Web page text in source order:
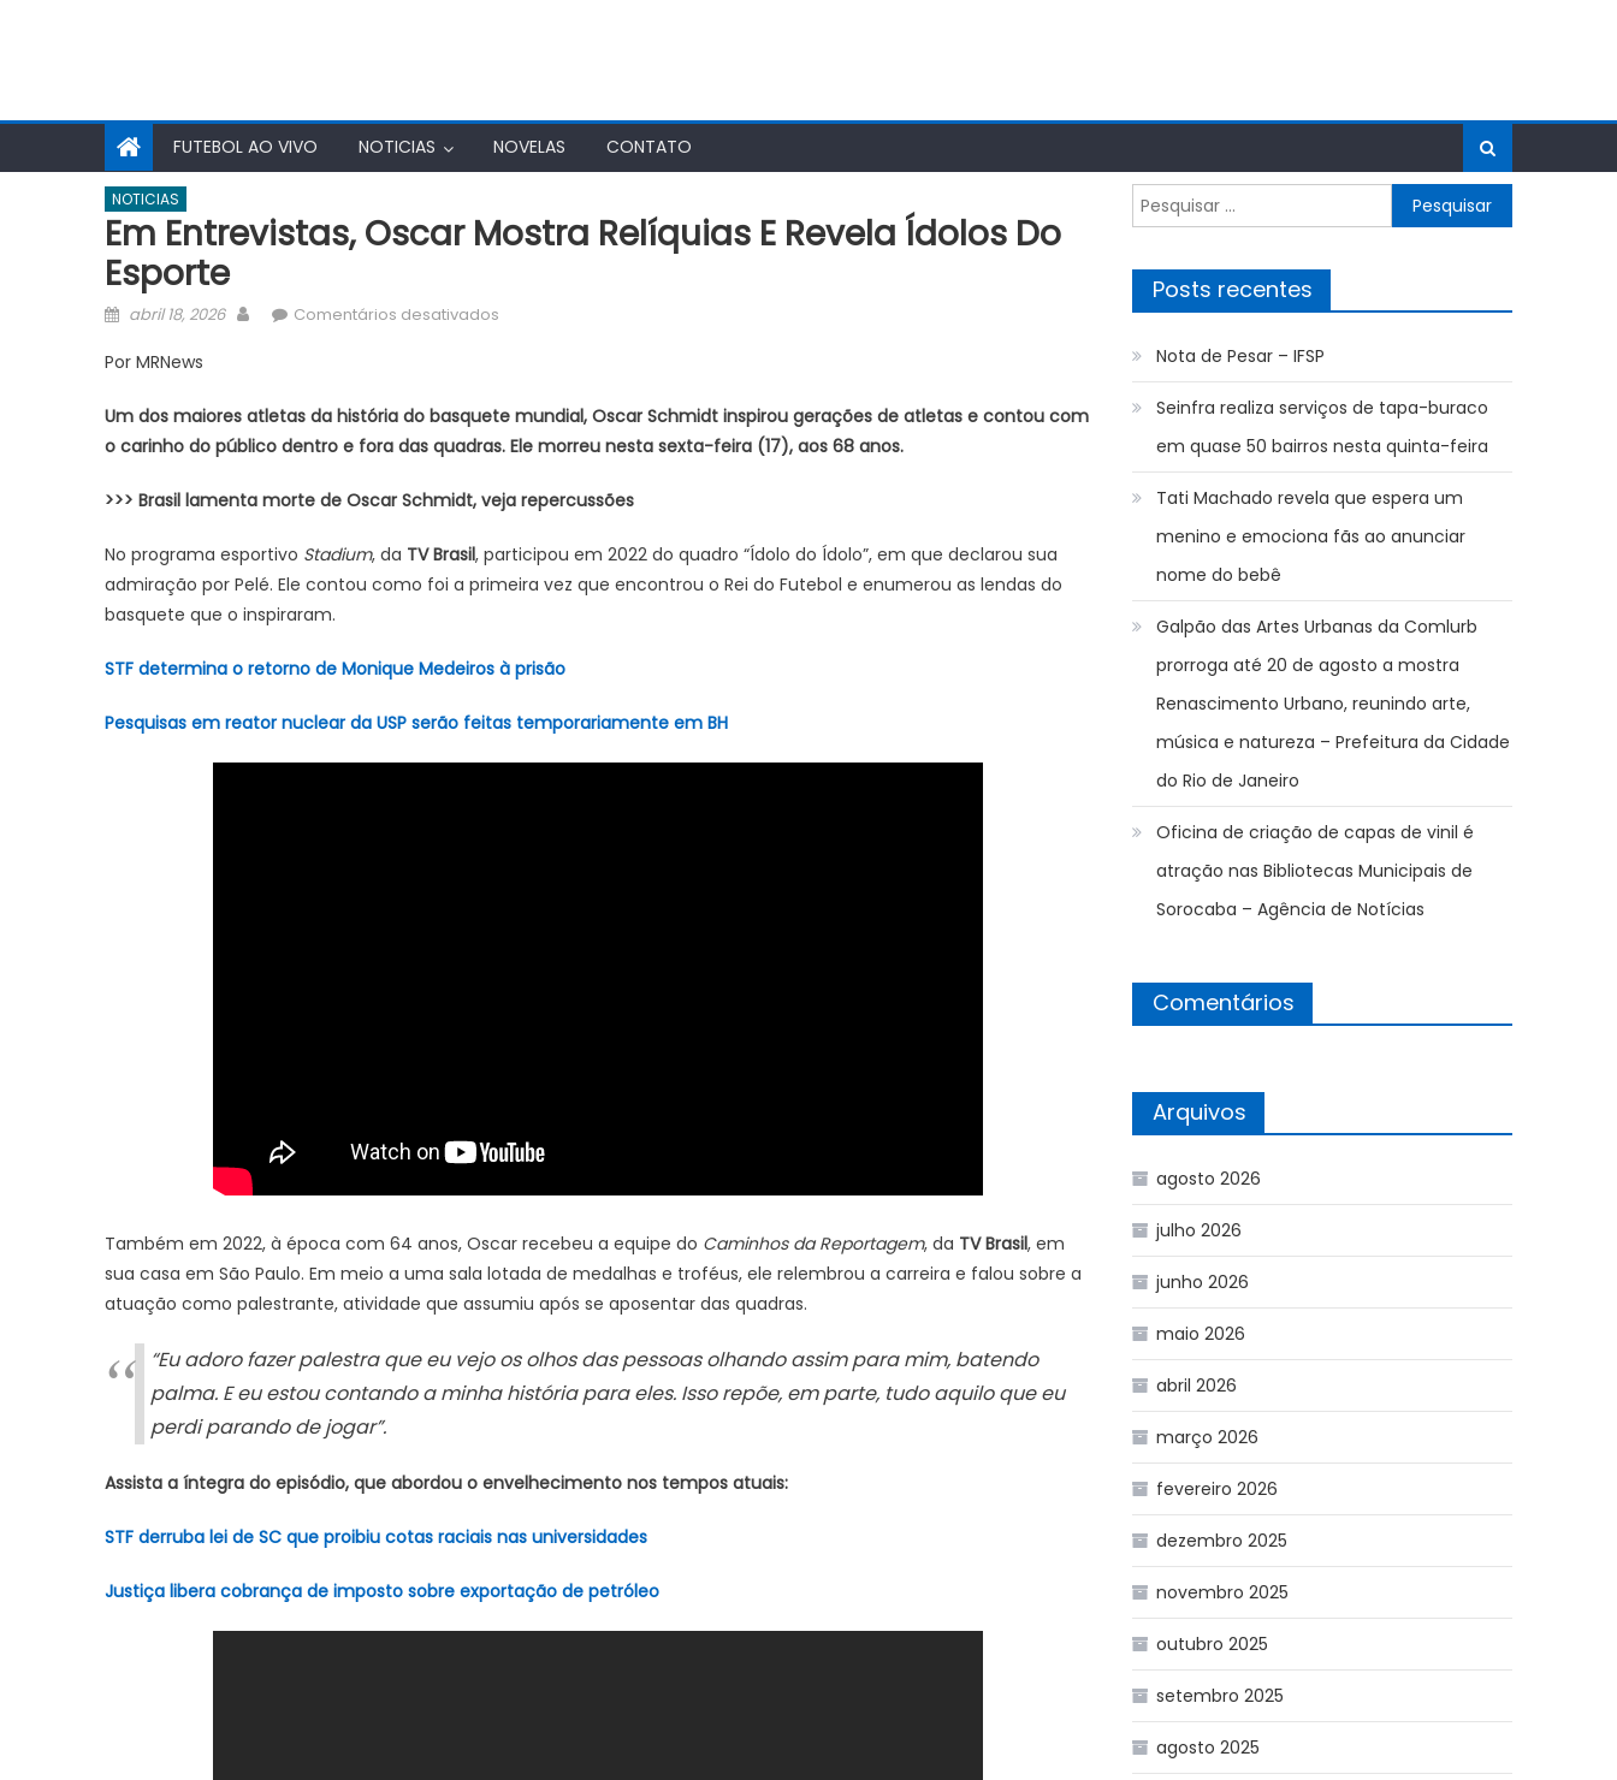
FUTEBOL AO VIVO NOTICIAS NOVELAS CONTATO
NOTICIAS
Em Entrevistas, Oscar Mostra Relíquias E Revela Ídolos Do
Esporte
Posted
abril 18, 2026 AuthorComentários desativados
mostra
relíquias
revela
do
esporte
Por MRNews
Um dos maiores atletas da história do basquete mundial, Oscar Schmidt inspirou gerações de atletas e contou com
o carinho do público dentro e fora das quadras. Ele morreu nesta sexta-feira (17), aos 68 anos.
>>> Brasil lamenta morte de Oscar Schmidt, veja repercussões
No programa esportivo Stadium, da TV Brasil, participou em 2022 do quadro “Ídolo do Ídolo”, em que declarou sua
admiração por Pelé. Ele contou como foi a primeira vez que encontrou o Rei do Futebol e enumerou as lendas do
basquete que o inspiraram.
STF determina o retorno de Monique Medeiros à prisão
Pesquisas em reator nuclear da USP serão feitas temporariamente em BH
Também em 2022, à época com 64 anos, Oscar recebeu a equipe do Caminhos da Reportagem, da TV Brasil, em
sua casa em São Paulo. Em meio a uma sala lotada de medalhas e troféus, ele relembrou a carreira e falou sobre a
atuação como palestrante, atividade que assumiu após se aposentar das quadras.
“Eu adoro fazer palestra que eu vejo os olhos das pessoas olhando assim para mim, batendo
palma. E eu estou contando a minha história para eles. Isso repõe, em parte, tudo aquilo que eu
perdi parando de jogar”.
Assista a íntegra do episódio, que abordou o envelhecimento nos tempos atuais:
STF derruba lei de SC que proibiu cotas raciais nas universidades
Justiça libera cobrança de imposto sobre exportação de petróleo
Pesquisar
por:
Posts recentes
Nota de Pesar – IFSP
Seinfra realiza serviços de tapa-buraco
em quase 50 bairros nesta quinta-feira
Tati Machado revela que espera um
menino e emociona fãs ao anunciar
nome do bebê
Galpão das Artes Urbanas da Comlurb
prorroga até 20 de agosto a mostra
Renascimento Urbano, reunindo arte,
música e natureza – Prefeitura da Cidade
do Rio de Janeiro
Oficina de criação de capas de vinil é
atração nas Bibliotecas Municipais de
Sorocaba – Agência de Notícias
Comentários
Arquivos
agosto 2026
julho 2026
junho 2026
maio 2026
abril 2026
março 2026
fevereiro 2026
dezembro 2025
novembro 2025
outubro 2025
setembro 2025
agosto 2025